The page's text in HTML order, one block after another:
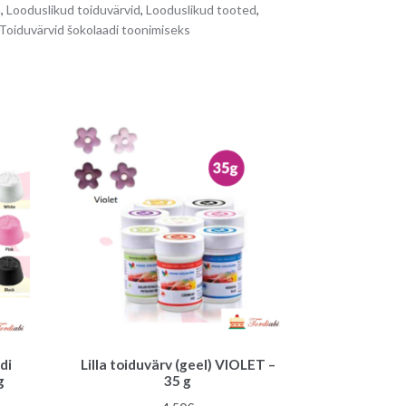
n
e
, Looduslikud toiduvärvid, Looduslikud tooted,
Toiduvärvid šokolaadi toonimiseks
Lilla toiduvärv (geel) VIOLET –
35 g